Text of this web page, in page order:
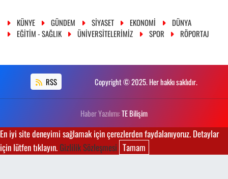
KÜNYE GÜNDEM SİYASET EKONOMİ
DÜNYA
EĞİTİM - SAĞLIK
ÜNİVERSİTELERİMİZ SPOR RÖPORTAJ
RSS Copyright © 2025. Her hakkı saklıdır.
Haber Yazılımı:TE Bilişim
En iyi site deneyimi sağlamak için çerezlerden faydalanıyoruz. Detaylar
için lütfen tıklayın.Gizlilik Sözleşmesi Tamam